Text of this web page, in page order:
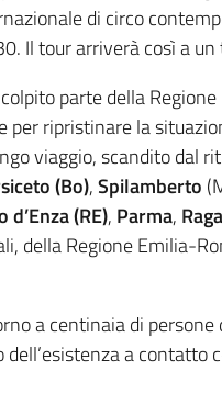
di circo
Il tour arriverà così a
parte della
per ripristinare la
viaggio, scandito dal
(Bo),Spilamberto
d’Enza (RE), Parma,
della Regione Emilia-
a centinaia di
a